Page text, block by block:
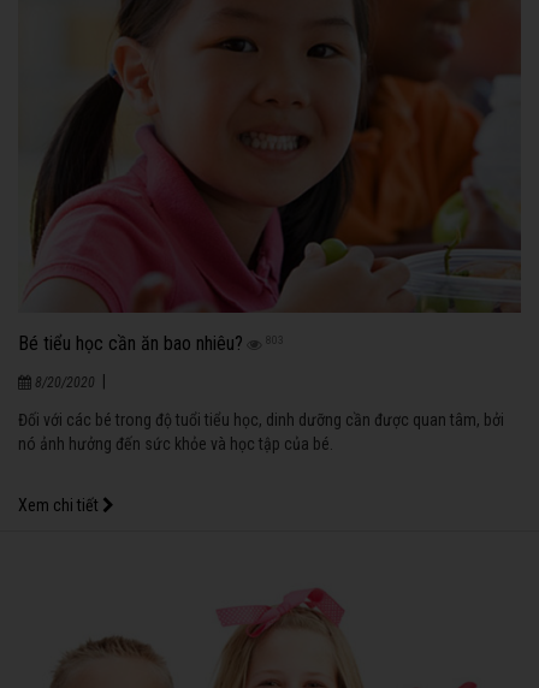
Bé tiểu học cần ăn bao nhiêu? 803
8/20/2020
Đối với các bé trong độ tuổi tiểu học, dinh dưỡng cần được quan tâm, bởi
nó ảnh hưởng đến sức khỏe và học tập của bé.
Xem chi tiết